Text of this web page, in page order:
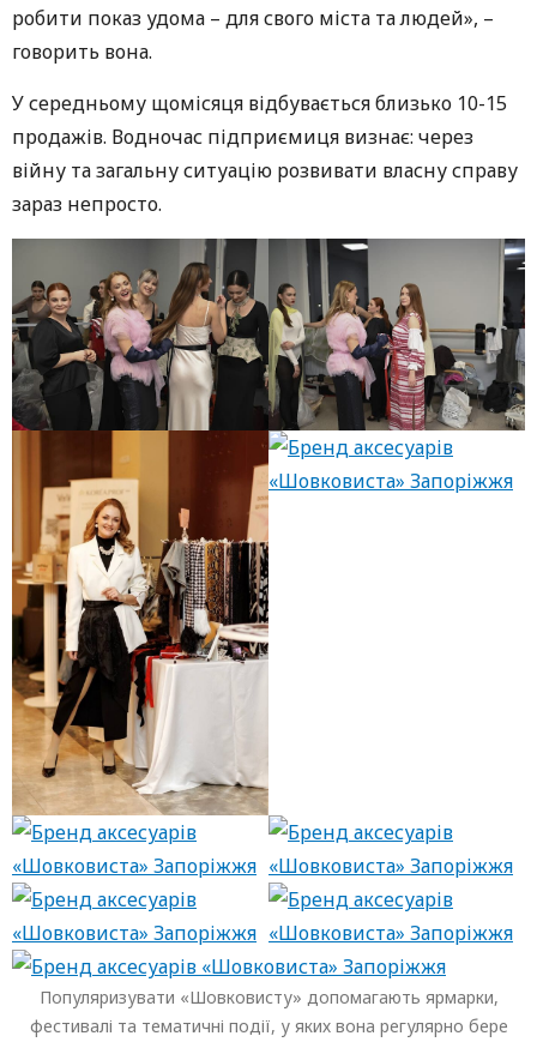
робити показ удома – для свого міста та людей», –
говорить вона.
У середньому щомісяця відбувається близько 10-15
продажів. Водночас підприємиця визнає: через
війну та загальну ситуацію розвивати власну справу
зараз непросто.
Популяризувати «Шовковисту» допомагають ярмарки,
фестивалі та тематичні події, у яких вона регулярно бере